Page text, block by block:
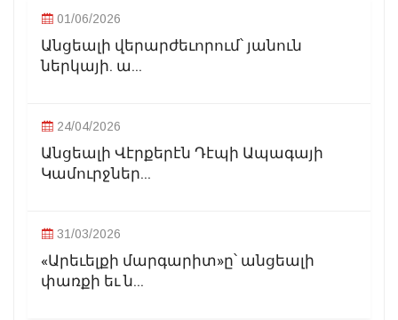
01/06/2026
Անցեալի վերարժեւորում՝ յանուն
ներկայի. ա...
24/04/2026
Անցեալի Վէրքերէն Դէպի Ապագայի
Կամուրջներ...
31/03/2026
«Արեւելքի մարգարիտ»ը՝ անցեալի
փառքի եւ ն...